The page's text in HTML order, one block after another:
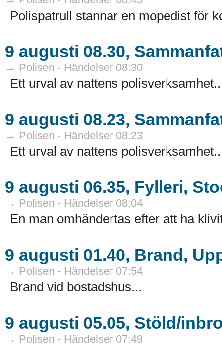
Polispatrull stannar en mopedist för
9 augusti 08.30,
→ Polisen - Händelser 08:30
Ett urval av nattens
9 augusti 08.23,
→ Polisen - Händelser 08:23
Ett urval av nattens
9 augusti 06.35, Fylleri,
→ Polisen - Händelser 08:04
En man omhändertas efter att ha
9 augusti 01.40, Brand,
→ Polisen - Händelser 07:54
Brand vid bostadshus...
9 augusti 05.05, Stöld/
→ Polisen - Händelser 07:49